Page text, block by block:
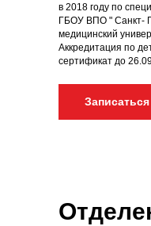
в 2018 году по
ГБОУ ВПО " Санкт-
медицинский
Аккредитация по
сертификат до